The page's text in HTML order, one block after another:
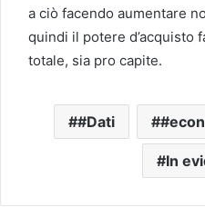
a ciò facendo aumentare
quindi il potere d’acquisto
totale, sia pro capite.
#Dati
In